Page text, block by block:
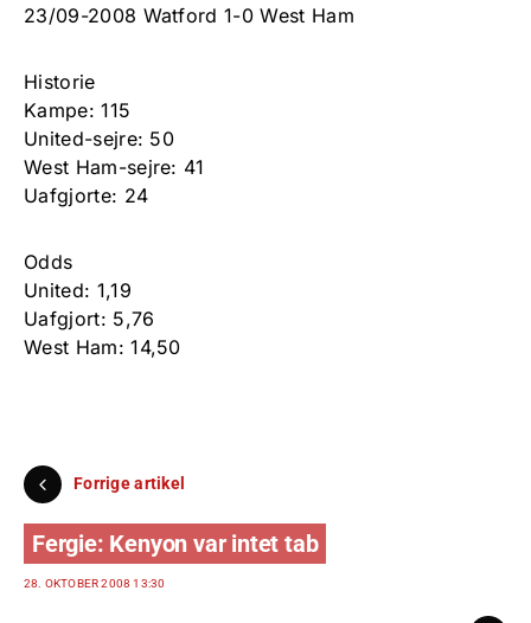
23/09-2008 Watford 1-0 West Ham
Historie
Kampe: 115
United-sejre: 50
West Ham-sejre: 41
Uafgjorte: 24
Odds
United: 1,19
Uafgjort: 5,76
West Ham: 14,50
Forrige artikel
Fergie: Kenyon var intet tab
28. OKTOBER 2008 13:30